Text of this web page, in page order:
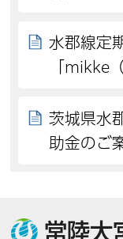
水郡線定
「mikke
茨城県水
助金のご
常陸大